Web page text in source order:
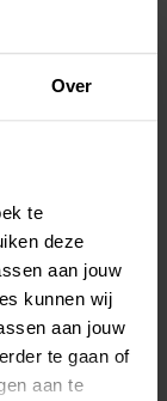
Over
te
deze
aan jouw
kunnen wij
aan jouw
te gaan of
aan te